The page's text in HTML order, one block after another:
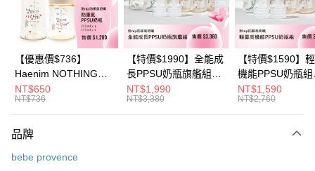
華南商業銀行
彰化商業銀行
上海商業儲蓄銀行
台北富邦商業銀行
國泰世華商業銀行
兆豐國際商業銀行
臺灣中小企業銀行
台中商業銀行
匯豐（台灣）商業銀行
華泰商業銀行
遠東國際商業銀行
元大商業銀行
台灣樂天信用卡公司
合作金庫商業銀行
第一商業銀行
華南商業銀行
彰化商業銀行
上海商業儲蓄銀行
台北富邦商業銀行
國泰世華商業銀行
兆豐國際商業銀行
臺灣中小企業銀行
台中商業銀行
匯豐（台灣）商業銀行
華泰商業銀行
聯邦商業銀行
玉山商業銀行
台灣樂天信用卡公司
LINE Pay
Apple Pay
悠遊付
Google Pay
相關說明
【大哥付你分期使用說明】
AFTEE先享後付
【優惠價$736】
Haenim NOTHING™
多合一PPSU防脹氣奶
瓶 2入組
NT$650
NT$736
【特價$1990】全能成
長PPSU奶瓶旗艦組
(PPSU奶瓶
250ml*4+玻璃奶瓶
NT$1,990
NT$3,380
【特價$1590】
機能PPSU奶瓶組
(PPSU奶瓶
250ml*4+玻璃奶
NT$1,590
NT$2,760
品牌
bebe provence